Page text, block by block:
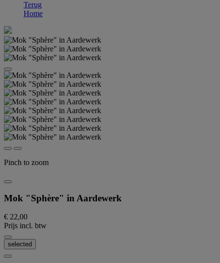
Terug
Home
Pinch to zoom
Mok "Sphère" in Aardewerk
€ 22,00
Prijs incl. btw
selected